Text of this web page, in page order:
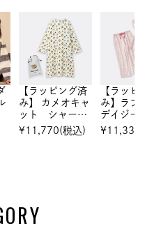
【ラッピング済
み】 カメオキャ
ット シャーリ
ングワンピース
¥ 11,770(税込)
【ラッピング済
み】ラブリー・
デイジープリン
ト シャーリン
グ 半袖セット
¥ 11,330